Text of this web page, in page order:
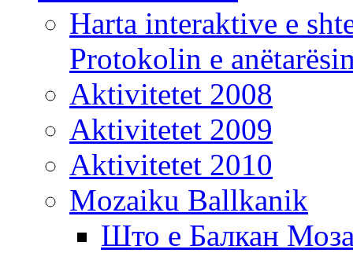
Harta interaktive e
Protokolin e
Aktivitetet 2008
Aktivitetet 2009
Aktivitetet 2010
Mozaiku Ballkanik
Што е Балкан